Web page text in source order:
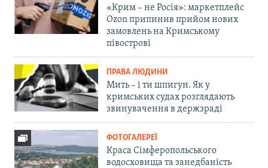
«Крим – не Росія»: маркетплейс
Ozon припинив прийом нових
замовлень на Кримському
півострові
ПРАВА ЛЮДИНИ
Мить – і ти шпигун. Як у
кримських судах розглядають
звинувачення в держзраді
ФОТОГАЛЕРЕЇ
Краса Сімферопольського
водосховища та занедбаність